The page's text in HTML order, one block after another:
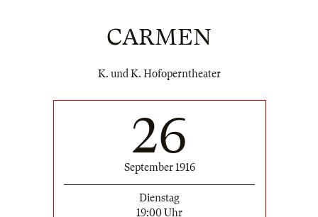
CARMEN
K. und K. Hofoperntheater
26
September 1916
Dienstag
19:00 Uhr